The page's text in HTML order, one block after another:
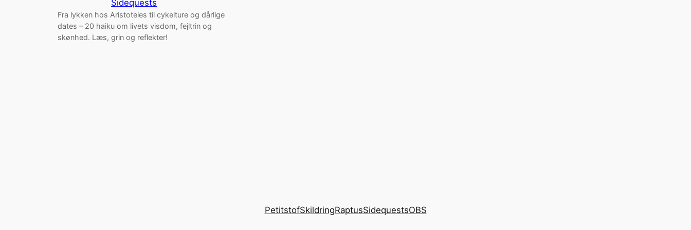
Sidequests
Fra lykken hos Aristoteles til cykelture og dårlige
dates – 20 haiku om livets visdom, fejltrin og
skønhed. Læs, grin og reflekter!
PetitstofSkildringRaptusSidequestsOBS